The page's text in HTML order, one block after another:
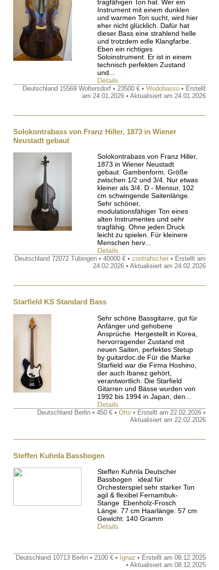
tragfähigen Ton hat. Wer ein
Instrument mit einem dunklen
und warmen Ton sucht, wird hier
eher nicht glücklich. Dafür hat
dieser Bass eine strahlend helle
und trotzdem edle Klangfarbe.
Eben ein richtiges
Soloinstrument. Er ist in einem
technisch perfekten Zustand
und...
Details
Deutschland 15569 Woltersdorf • 23500 € • Wodobasso • Erstellt
am 24.01.2026 • Aktualisiert am 24.01.2026
Solokontrabass von Franz Hiller, 1873 in Wiener
Neustadt gebaut
Solokontrabass von Franz Hiller,
1873 in Wiener Neustadt
gebaut. Gambenform. Größe
zwischen 1/2 und 3/4. Nur etwas
kleiner als 3/4. D - Mensur, 102
cm schwingende Saitenlänge.
Sehr schöner,
modulationsfähiger Ton eines
alten Instrumentes und sehr
tragfähig. Ohne jeden Druck
leicht zu spielen. Für kleinere
Menschen herv...
Details
Deutschland 72072 Tübingen • 40000 € • contrafischer • Erstellt am
24.02.2026 • Aktualisiert am 24.02.2026
Starfield KS Standard Bass
Sehr schöne Bassgitarre, gut für
Anfänger und gehobene
Ansprüche. Hergestellt in Korea,
hervorragender Zustand mit
neuen Saiten, perfektes Stetup
by guitardoc.de Für die Marke
Starfield war die Firma Hoshino,
der auch Ibanez gehört,
verantwortlich. Die Starfield
Gitarren und Bässe wurden von
1992 bis 1994 in Japan, den...
Details
Deutschland Berlin • 450 € • Otto • Erstellt am 22.02.2026 •
Aktualisiert am 22.02.2026
Steffen Kuhnla Bassbogen
Steffen Kuhnla Deutscher
Bassbogen ideal für
Orchesterspiel sehr starker Ton
agil & flexibel Fernambuk-
Stange Ebenholz-Frosch
Länge: 77 cm Haarlänge: 57 cm
Gewicht: 140 Gramm
Details
Deutschland 10713 Berlin • 2100 € • Ignaz • Erstellt am 08.12.2025
• Aktualisiert am 08.12.2025